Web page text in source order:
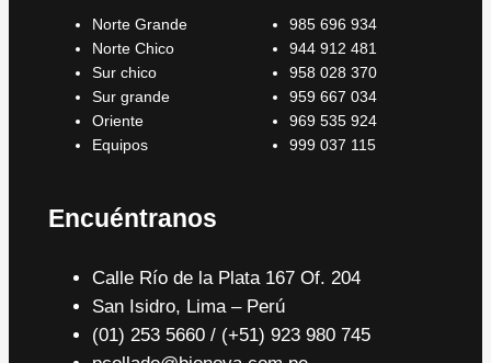
Norte Grande
Norte Chico
Sur chico
Sur grande
Oriente
Equipos
985 696 934
944 912 481
958 028 370
959 667 034
969 535 924
999 037 115
Encuéntranos
Calle Río de la Plata 167 Of. 204
San Isidro, Lima – Perú
(01) 253 5660 / (+51) 923 980 745